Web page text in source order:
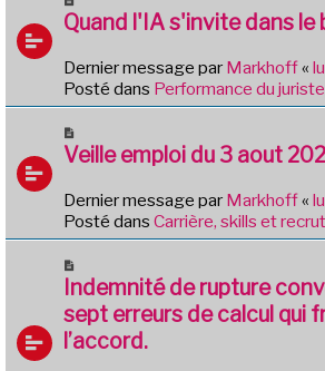
m
e
s
a
o
u
v
e
a
m
e
s
a
Quand l'IA s'invite dans le
Dernier message par Markhoff«
Posté dans Performance du juriste
o
v
e
a
m
e
s
s
Veille emploi du 3 aout
Dernier message par Markhoff«
Posté dans Carrière, skills et
o
u
v
e
Indemnité de rupture
sept erreurs de calcul qui
l’accord.